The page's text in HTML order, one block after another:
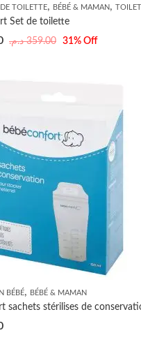
DE TOILETTE, BÉBÉ & MAMAN,
Set de toilette
359.00 د.م. 31% Off
BÉBÉ, BÉBÉ & MAMAN
sachets stérilises de